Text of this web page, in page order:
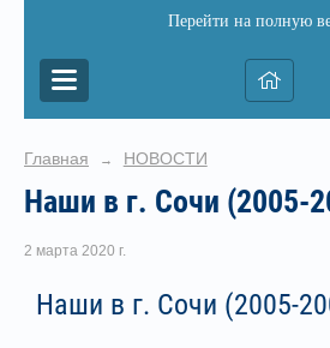
Перейти на полную
Главная → НОВОСТИ
Наши в г. Сочи (2005-
2 марта 2020 г.
Наши в г. Сочи (2005-